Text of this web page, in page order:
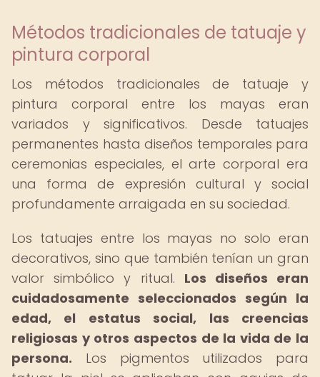
Métodos tradicionales de tatuaje y
pintura corporal
Los métodos tradicionales de tatuaje y
pintura corporal entre los mayas eran
variados y significativos. Desde tatuajes
permanentes hasta diseños temporales para
ceremonias especiales, el arte corporal era
una forma de expresión cultural y social
profundamente arraigada en su sociedad.
Los tatuajes entre los mayas no solo eran
decorativos, sino que también tenían un gran
valor simbólico y ritual. Los diseños eran
cuidadosamente seleccionados según la
edad, el estatus social, las creencias
religiosas y otros aspectos de la vida de la
persona. Los pigmentos utilizados para